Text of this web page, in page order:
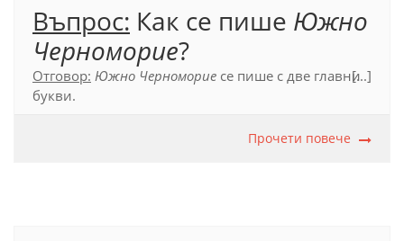
Въпрос: Как се пише Южно
Черноморие?
Отговор: Южно Черноморие се пише с две главни
букви.
[...]
Прочети повече